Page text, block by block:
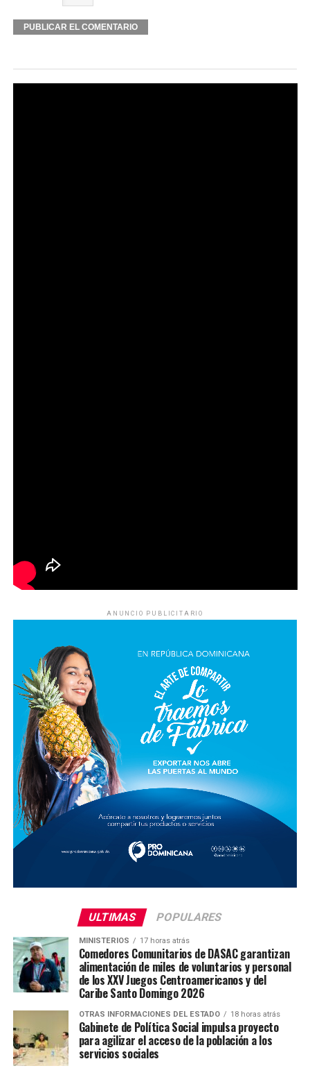
ANUNCIO PUBLICITARIO
ULTIMAS POPULARES
MINISTERIOS 17 horas atrás
Comedores Comunitarios de DASAC garantizan
alimentación de miles de voluntarios y personal
de los XXV Juegos Centroamericanos y del
Caribe Santo Domingo 2026
OTRAS INFORMACIONES DEL ESTADO 18 horas atrás
Gabinete de Política Social impulsa proyecto
para agilizar el acceso de la población a los
servicios sociales